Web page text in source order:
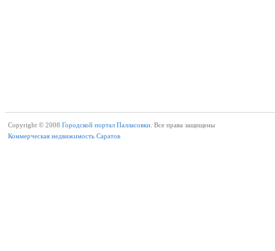
Copyright © 2008 Городской портал Палласовки. Все права защищены
Коммерческая недвижимость Саратов